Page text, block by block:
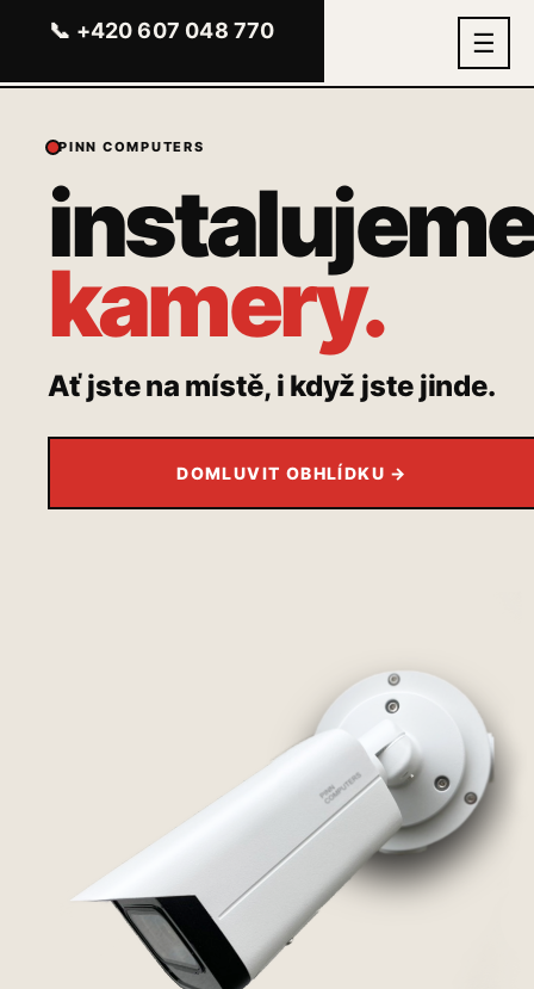
☰
📞 +420 607 048 770
PINN COMPUTERS
kamery.
Ať jste na místě, i když jste jinde.
DOMLUVIT OBHLÍDKU →